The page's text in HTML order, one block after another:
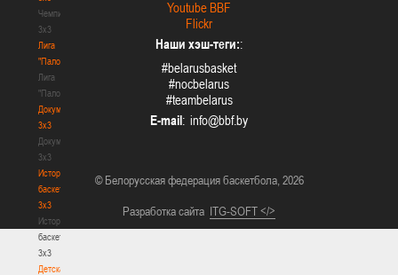
Чемпионат
3х3
Лига
"Палова"
Лига
"Палова"
Документы
3х3
Документы
3х3
История
баскетбола
3х3
История
баскетбола
3х3
Детская
Youtube BBF
Flickr
Наши хэш-теги::
#belarusbasket
#nocbelarus
#teambelarus
E-mail:
© Белорусская федерация баскетбола, 2026
Разработка сайта ITG-SOFT </>